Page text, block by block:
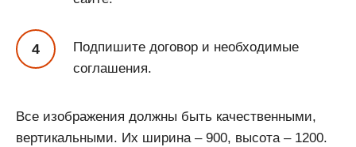
Подпишите договор и необходимые
соглашения.
Все изображения должны быть качественными,
вертикальными. Их ширина – 900, высота – 1200.